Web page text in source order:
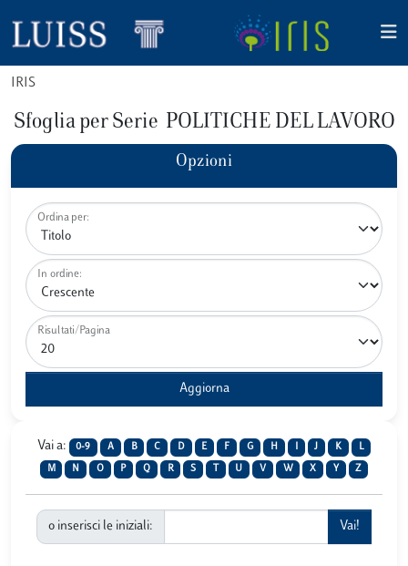
IRIS
Sfoglia per Serie POLITICHE DEL LAVORO
Opzioni
Ordina per:
In ordine:
Risultati/Pagina
Vai a: 0-9 A B C D E F G H J K L
M N O P Q R S U V W X Y Z
o inserisci le iniziali: